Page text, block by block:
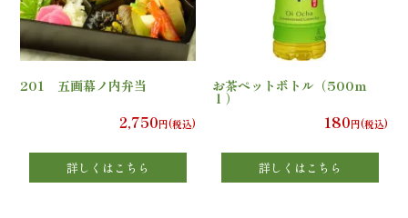
敷
利
用・
201 五画幕ノ内弁当
2,750円(税込)
詳しくはこちら
お茶ペットボトル（500ｍ
ｌ）
180円(税込)
詳しくはこちら